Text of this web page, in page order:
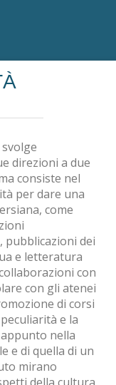
direzioni a due
consiste nel
per dare una
come
pubblicazioni dei
e letteratura
con
con gli atenei
di corsi
e la
nella
e di quella di un
mirano
della cultura